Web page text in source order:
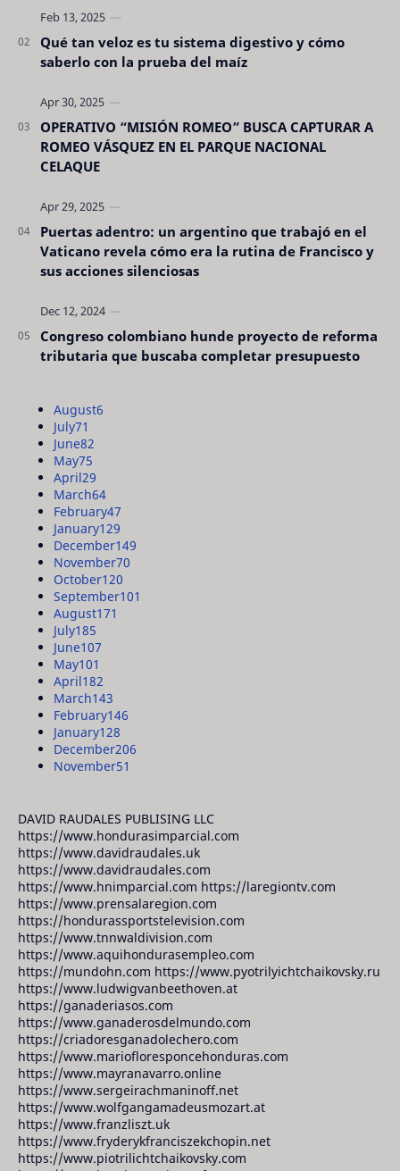
Qué tan veloz es tu sistema digestivo y cómo
saberlo con la prueba del maíz
OPERATIVO “MISIÓN ROMEO” BUSCA CAPTURAR A
ROMEO VÁSQUEZ EN EL PARQUE NACIONAL
CELAQUE
Puertas adentro: un argentino que trabajó en el
Vaticano revela cómo era la rutina de Francisco y
sus acciones silenciosas
Congreso colombiano hunde proyecto de reforma
tributaria que buscaba completar presupuesto
August6
July71
June82
May75
April29
March64
February47
January129
December149
November70
October120
September101
August171
July185
June107
May101
April182
March143
February146
January128
December206
November51
DAVID RAUDALES PUBLISING LLC
https://www.hondurasimparcial.com
https://www.davidraudales.uk
https://www.davidraudales.com
https://www.hnimparcial.com https://laregiontv.com
https://www.prensalaregion.com
https://hondurassportstelevision.com
https://www.tnnwaldivision.com
https://www.aquihondurasempleo.com
https://mundohn.com https://www.pyotrilyichtchaikovsky.ru
https://www.ludwigvanbeethoven.at
https://ganaderiasos.com
https://www.ganaderosdelmundo.com
https://criadoresganadolechero.com
https://www.mariofloresponcehonduras.com
https://www.mayranavarro.online
https://www.sergeirachmaninoff.net
https://www.wolfgangamadeusmozart.at
https://www.franzliszt.uk
https://www.fryderykfranciszekchopin.net
https://www.piotrilichtchaikovsky.com